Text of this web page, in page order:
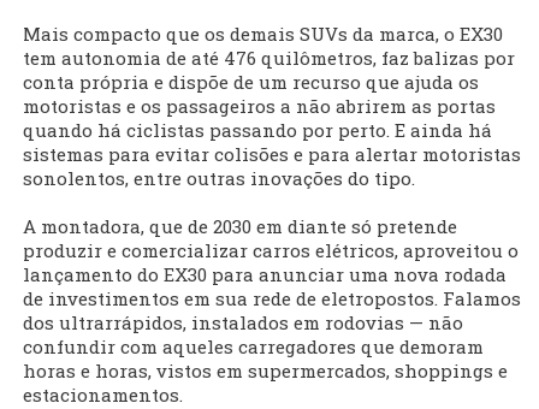
Mais compacto que os demais SUVs da marca, o EX30
tem autonomia de até 476 quilômetros, faz balizas por
conta própria e dispõe de um recurso que ajuda os
motoristas e os passageiros a não abrirem as portas
quando há ciclistas passando por perto. E ainda há
sistemas para evitar colisões e para alertar motoristas
sonolentos, entre outras inovações do tipo.
A montadora, que de 2030 em diante só pretende
produzir e comercializar carros elétricos, aproveitou o
lançamento do EX30 para anunciar uma nova rodada
de investimentos em sua rede de eletropostos. Falamos
dos ultrarrápidos, instalados em rodovias — não
confundir com aqueles carregadores que demoram
horas e horas, vistos em supermercados, shoppings e
estacionamentos.